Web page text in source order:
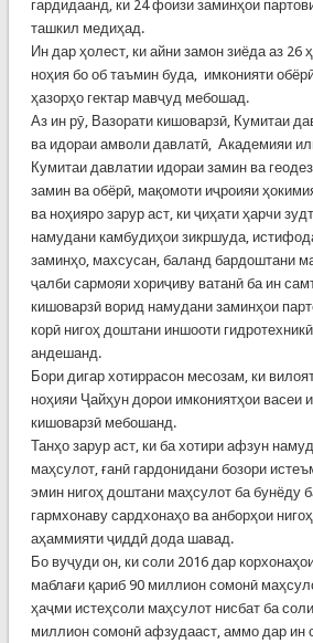
гардидаанд, ки 24 фоизи заминҳои
ташкил медиҳад.
Ин дар ҳолест, ки айни замон зиёда аз 26
ноҳия бо об таъмин буда, имконияти
ҳазорҳо гектар мавҷуд мебошад.
Аз ин рӯ, Вазорати кишоварзӣ, Кумитаи
ва идораи амволи давлатӣ, Академияи
Кумитаи давлатии идораи замин ва
замин ва обёрӣ, мақомоти иҷроияи
ва ноҳияро зарур аст, ки ҷиҳати ҳарчи
намудани камбудиҳои зикршуда,
заминҳо, махсусан, баланд бардоштани
ҷалби сармояи хориҷиву ватанӣ ба ин
кишоварзӣ ворид намудани заминҳои
корӣ нигоҳ доштани иншооти
андешанд.
Бори дигар хотиррасон месозам, ки
ноҳияи Ҷайҳун дорои имкониятҳои васеи
кишоварзӣ мебошанд.
Танҳо зарур аст, ки ба хотири афзун
маҳсулот, ғанӣ гардонидани бозори
эмин нигоҳ доштани маҳсулот ба бунёду
гармхонаву сардхонаҳо ва анборҳои
аҳаммияти ҷиддӣ дода шавад.
Бо вуҷуди он, ки соли 2016 дар
маблағи қариб 90 миллион сомонӣ
ҳаҷми истеҳсоли маҳсулот нисбат ба
миллион сомонӣ афзудааст, аммо дар ин